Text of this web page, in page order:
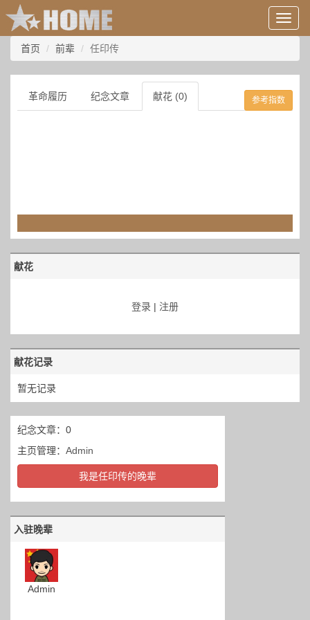
用
户
息/
登
录
等
首页 前辈 任印传
革命履历 纪念文章 献花 (0) 参考指数
献花
登录 | 注册
献花记录
暂无记录
纪念文章：0
主页管理： Admin
我是任印传的晚辈
入驻晚辈
Admin